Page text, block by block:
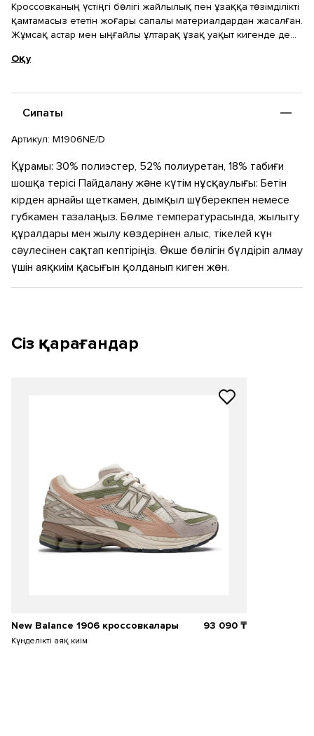
Кроссовканың үстіңгі бөлігі жайлылық пен ұзаққа төзімділікті
қамтамасыз ететін жоғары сапалы материалдардан жасалған.
Жұмсақ астар мен ыңғайлы ұлтарақ ұзақ уақыт кигенде де
беткеймен тамаша ілініс пен жүрген кездегі амортизацияны
жасалған. Бұл кроссовкалар белсенді өмір салты мен
Оқу
Сипаты
Артикул: M1906NE/D
Құрамы: 30% полиэстер, 52% полиуретан, 18% табиғи
шошқа терісі Пайдалану және күтім нұсқаулығы: Бетін
кірден арнайы щеткамен, дымқыл шүберекпен немесе
губкамен тазалаңыз. Бөлме температурасында, жылыту
құралдары мен жылу көздерінен алыс, тікелей күн
сәулесінен сақтап кептіріңіз. Өкше бөлігін бүлдіріп алмау
үшін аяқкиім қасығын қолданып киген жөн.
Сіз қарағандар
New Balance 1906 кроссовкалары
Күнделікті аяқ киім
93 090₸